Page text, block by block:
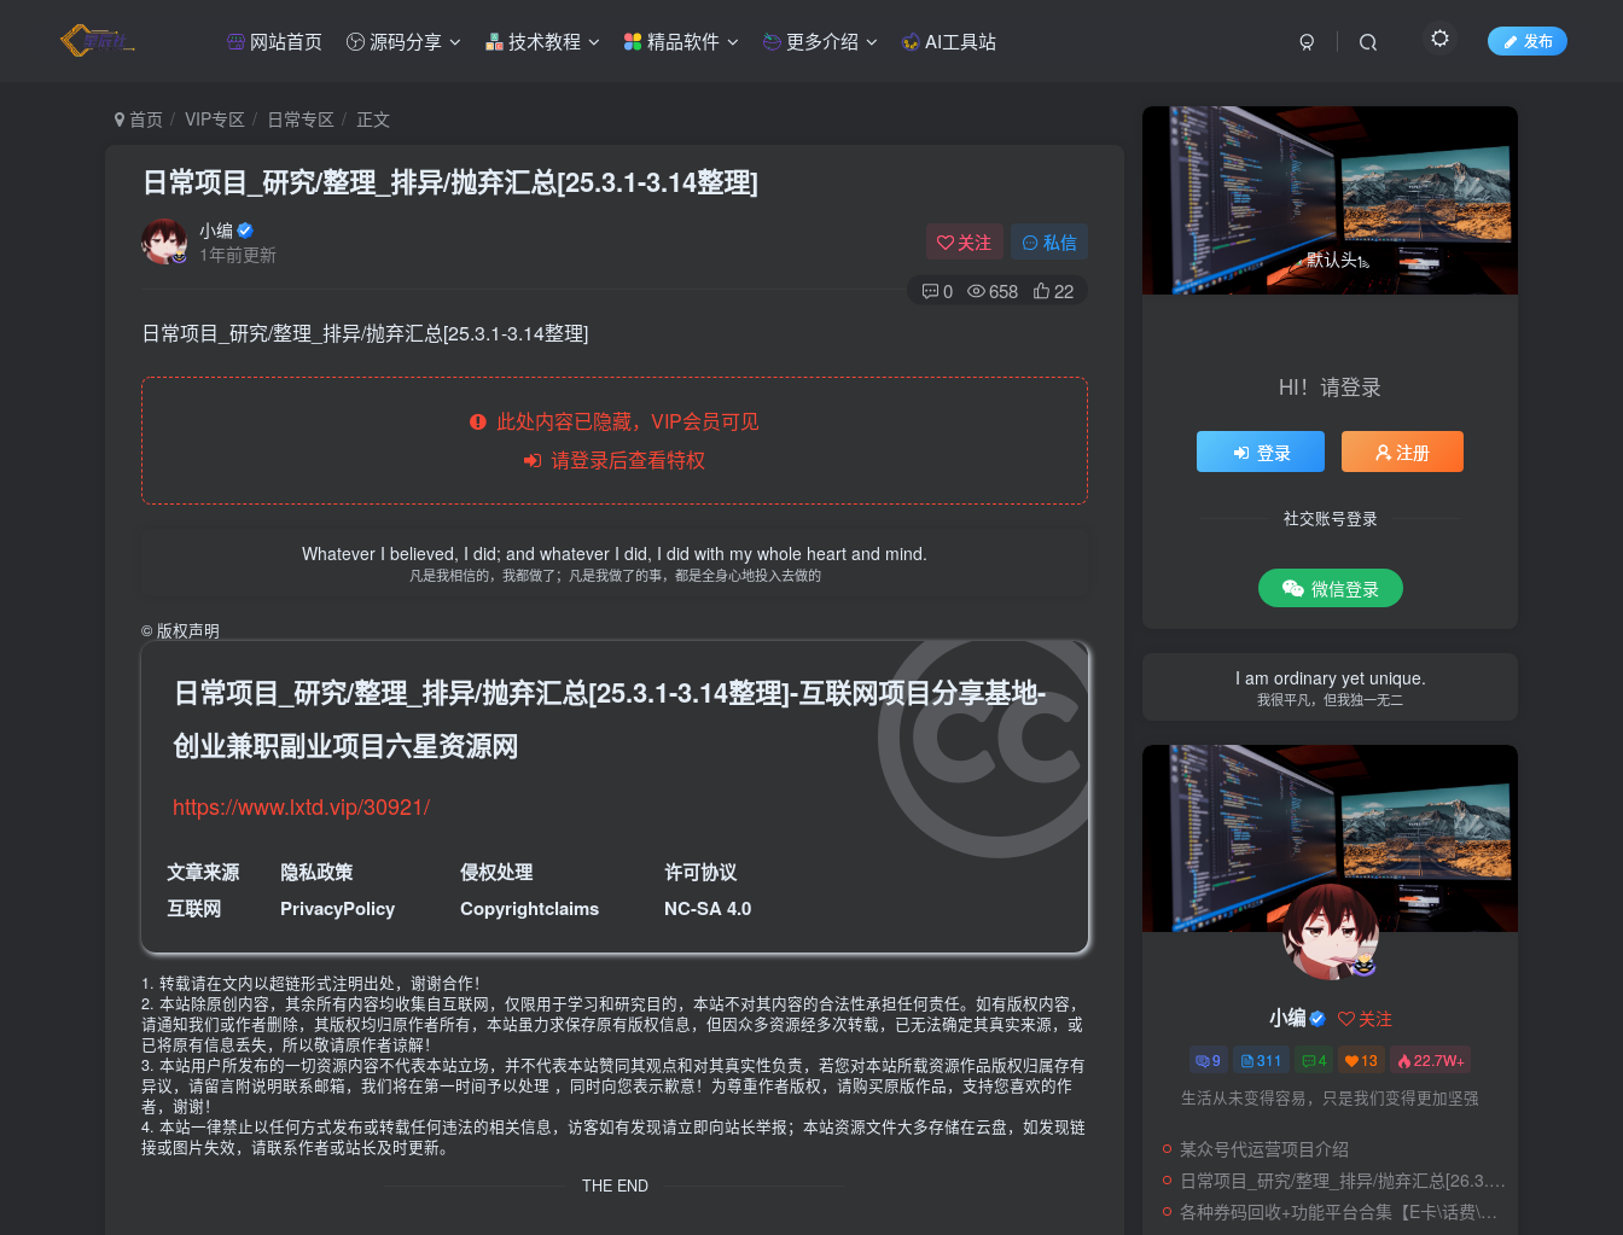
网站首页 源码分享 技术教程 精品软件 更多介绍 AI工具站 发布
首页 VIP专区 日常专区 正文
日常项目_研究/整理_排异/抛弃汇总[25.3.1-3.14整理]
小编
1年前更新
关注 私信
0 658 22
日常项目_研究/整理_排异/抛弃汇总[25.3.1-3.14整理]
此处内容已隐藏，VIP会员可见
请登录后查看特权
Whatever I believed, I did; and whatever I did, I did with my whole heart and mind.
凡是我相信的，我都做了；凡是我做了的事，都是全身心地投入去做的
© 版权声明
日常项目_研究/整理_排异/抛弃汇总[25.3.1-3.14整理]-互联网项目分享基地-
创业兼职副业项目六星资源网
https://www.lxtd.vip/30921/
文章来源
互联网
隐私政策
PrivacyPolicy
侵权处理
Copyrightclaims
许可协议
NC-SA 4.0
1. 转载请在文内以超链形式注明出处，谢谢合作！
2. 本站除原创内容，其余所有内容均收集自互联网，仅限用于学习和研究目的，本站不对其内容的合法性承担任何责任。如有版权内容，
请通知我们或作者删除，其版权均归原作者所有，本站虽力求保存原有版权信息，但因众多资源经多次转载，已无法确定其真实来源，或
已将原有信息丢失，所以敬请原作者谅解！
3. 本站用户所发布的一切资源内容不代表本站立场，并不代表本站赞同其观点和对其真实性负责，若您对本站所载资源作品版权归属存有
异议，请留言附说明联系邮箱，我们将在第一时间予以处理 ，同时向您表示歉意！为尊重作者版权，请购买原版作品，支持您喜欢的作
者，谢谢！
4. 本站一律禁止以任何方式发布或转载任何违法的相关信息，访客如有发现请立即向站长举报；本站资源文件大多存储在云盘，如发现链
接或图片失效，请联系作者或站长及时更新。
THE END
HI！请登录
登录 注册
社交账号登录
微信登录
I am ordinary yet unique.
我很平凡，但我独一无二
小编 关注
9 311 4 13 22.7W+
生活从未变得容易，只是我们变得更加坚强
某众号代运营项目介绍
日常项目_研究/整理_排异/抛弃汇总[26.3.15-3.21整理]
各种券码回收+功能平台合集【E卡\话费\快递\肯德基】